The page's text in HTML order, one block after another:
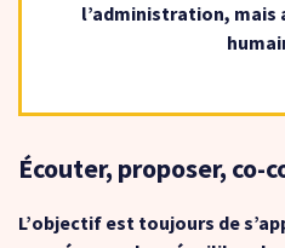
l’administration, mais
Écouter, proposer, co-
L’objectif est toujours de